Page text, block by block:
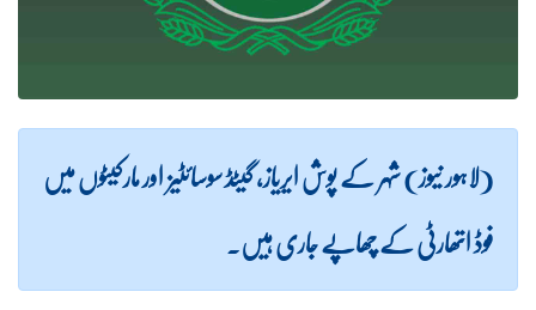
(لاہور نیوز) شہر کے پوش ایریاز، گیٹڈ سوسائٹیز اور مارکیٹوں میں
فوڈ اتھارٹی کے چھاپے جاری ہیں۔